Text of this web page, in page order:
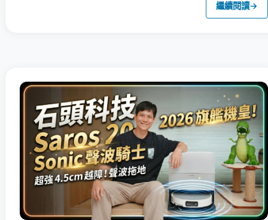
繼續閱讀→